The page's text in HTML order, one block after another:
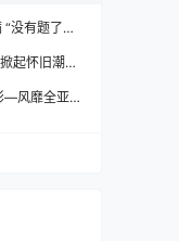
没有题了，
起怀旧潮，
—风靡全亚